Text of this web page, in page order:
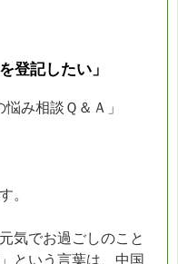
登記したい」
み相談Ｑ＆Ａ」
。
気でお過ごしのこと
という言葉は、中国